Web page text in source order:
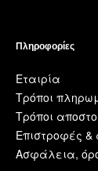
Πληροφορίες
Εταιρία
Τρόποι
Τρόποι
Επιστροφές
Ασφάλεια,